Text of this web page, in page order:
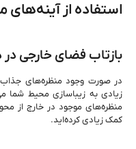
استفاده از
بازتاب فضای خارجی در
در صورت وجود منظره‌های
زیادی به زیباسازی محیط شما
منظره‌های موجود در خارج از
کمک زیادی کرده‌اید.